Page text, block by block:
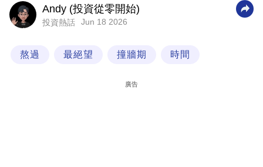
業
科
Andy (投資從零開始)
投資熱話 Jun 18 2026
熬過 最絕望 撞牆期 時間
廣告